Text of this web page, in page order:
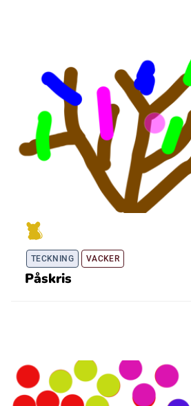
TECKNING VACKER
Påskris